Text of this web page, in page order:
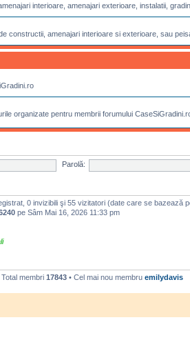
interioare, amenajari exterioare, instalatii,
constructii, amenajari interioare si exterioare, sau
organizate pentru membrii forumului
Parolă:
0 invizibili şi 55 vizitatori (date care se bazează
pe Sâm Mai 16, 2026 11:33 pm
Total membri 17843 • Cel mai nou membru emilydavis